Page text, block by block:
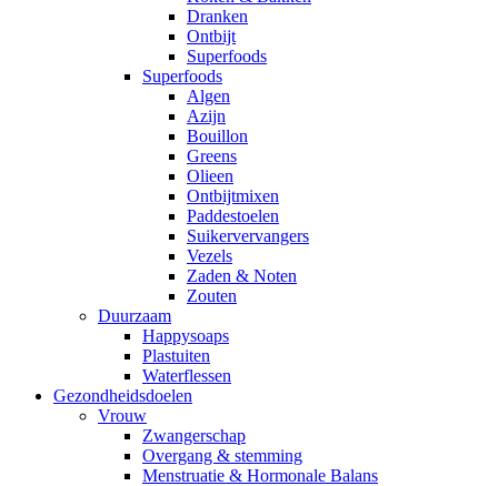
Dranken
Ontbijt
Superfoods
Superfoods
Algen
Azijn
Bouillon
Greens
Olieen
Ontbijtmixen
Paddestoelen
Suikervervangers
Vezels
Zaden & Noten
Zouten
Duurzaam
Happysoaps
Plastuiten
Waterflessen
Gezondheidsdoelen
Vrouw
Zwangerschap
Overgang & stemming
Menstruatie & Hormonale Balans